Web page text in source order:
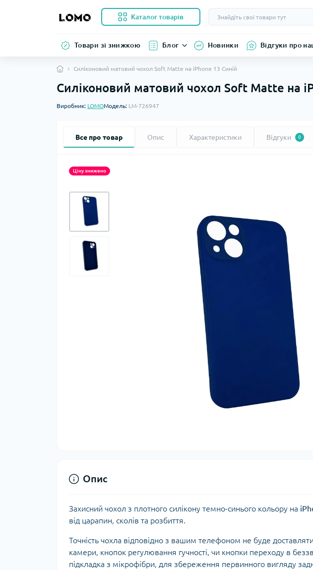
Каталог товарів
Товари зі знижкою Блог Новинки Відгуки про
Силіконовий матовий чохол Soft Matte на iPhone 13 Синій
Силіконовий матовий чохол Soft Matte на
Виробник: LOMOМодель: LM-726947
Все про товар Опис Характеристики Відгуки 0
Ціну знижено
Опис
Захисний чохол з плотного силікону темно-синього кольору на
від царапин, сколів та розбиття.
Точність чохла відповідно з вашим телефоном не буде
камери, кнопок регулювання гучності, чи кнопки переходу в
підкладка з мікрофібри, для збереження первинного вигляду